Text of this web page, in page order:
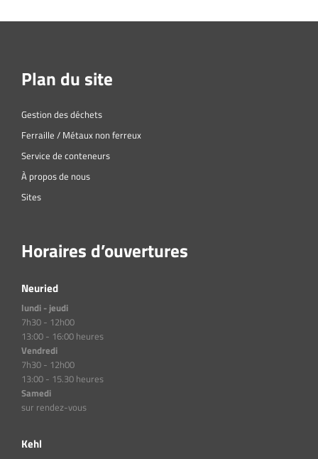
Plan du site
Gestion des déchets
Ferraille / Métaux non ferreux
Service de conteneurs
À propos de nous
Sites
Horaires d’ouvertures
Neuried
lundi - jeudi
7h30 - 12h00
13:00 - 16:00 heures
Vendredi
7h30 - 12h00
13:00 - 15.30 heures
Samedi
sur rendez-vous
Kehl